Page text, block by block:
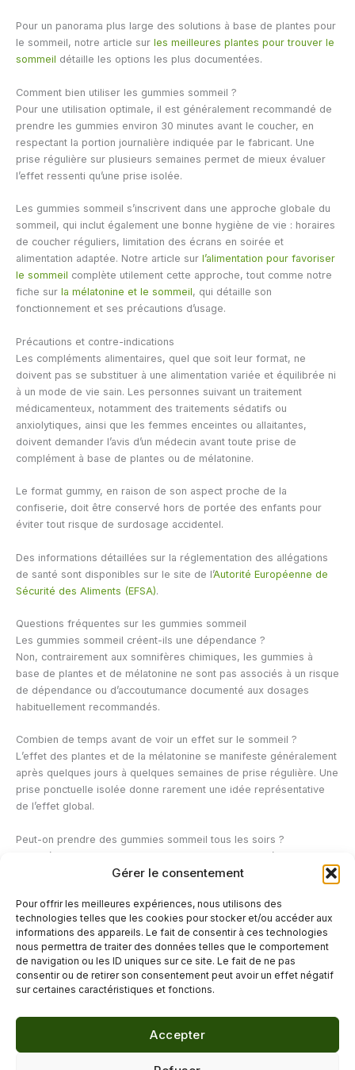
Gérer le consentement
Pour offrir les meilleures expériences, nous utilisons des
technologies telles que les cookies pour stocker et/ou accéder aux
informations des appareils. Le fait de consentir à ces technologies
nous permettra de traiter des données telles que le comportement
de navigation ou les ID uniques sur ce site. Le fait de ne pas
consentir ou de retirer son consentement peut avoir un effet négatif
sur certaines caractéristiques et fonctions.
Accepter
Pour un panorama plus large des solutions à base de plantes pour
le sommeil, notre article sur les meilleures plantes pour trouver le
sommeil détaille les options les plus documentées.
Comment bien utiliser les gummies sommeil ?
Pour une utilisation optimale, il est généralement recommandé de
prendre les gummies environ 30 minutes avant le coucher, en
respectant la portion journalière indiquée par le fabricant. Une
prise régulière sur plusieurs semaines permet de mieux évaluer
l’effet ressenti qu’une prise isolée.
Les gummies sommeil s’inscrivent dans une approche globale du
sommeil, qui inclut également une bonne hygiène de vie : horaires
de coucher réguliers, limitation des écrans en soirée et
alimentation adaptée. Notre article sur l’alimentation pour favoriser
le sommeil complète utilement cette approche, tout comme notre
fiche sur la mélatonine et le sommeil, qui détaille son
fonctionnement et ses précautions d’usage.
Précautions et contre-indications
Les compléments alimentaires, quel que soit leur format, ne
doivent pas se substituer à une alimentation variée et équilibrée ni
à un mode de vie sain. Les personnes suivant un traitement
médicamenteux, notamment des traitements sédatifs ou
anxiolytiques, ainsi que les femmes enceintes ou allaitantes,
doivent demander l’avis d’un médecin avant toute prise de
complément à base de plantes ou de mélatonine.
Le format gummy, en raison de son aspect proche de la
confiserie, doit être conservé hors de portée des enfants pour
éviter tout risque de surdosage accidentel.
Des informations détaillées sur la réglementation des allégations
de santé sont disponibles sur le site de l’Autorité Européenne de
Sécurité des Aliments (EFSA).
Questions fréquentes sur les gummies sommeil
Les gummies sommeil créent-ils une dépendance ?
Non, contrairement aux somnifères chimiques, les gummies à
base de plantes et de mélatonine ne sont pas associés à un risque
de dépendance ou d’accoutumance documenté aux dosages
habituellement recommandés.
Combien de temps avant de voir un effet sur le sommeil ?
L’effet des plantes et de la mélatonine se manifeste généralement
après quelques jours à quelques semaines de prise régulière. Une
prise ponctuelle isolée donne rarement une idée représentative
de l’effet global.
Peut-on prendre des gummies sommeil tous les soirs ?
Cela dépend de la composition du produit. Pour la mélatonine
notamment, un usage ponctuel ou de courte durée est souvent
fabricant et de demander conseil à un pharmacien en cas d’usage
prolongé.
←Article précédent Article suivant→